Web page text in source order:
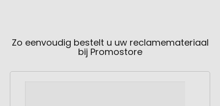
Zo eenvoudig bestelt u uw reclamemateriaal
bij Promostore